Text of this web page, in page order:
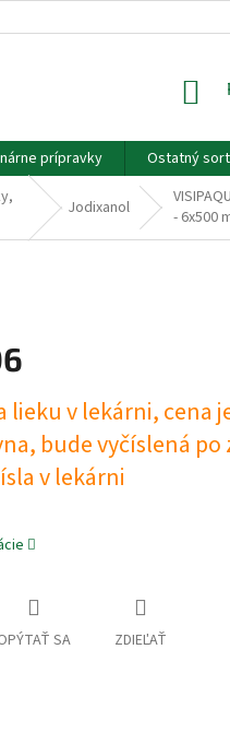
POMÔCOK A VOP
prípravky Ostatný
Jodixanol
- 6x500
lieku v lekárni, cena
bude vyčíslená po
v lekárni
SA ZDIEĽAŤ